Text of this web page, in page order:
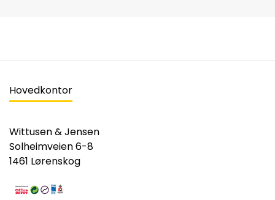
Hovedkontor
Wittusen & Jensen
Solheimveien 6-8
1461 Lørenskog